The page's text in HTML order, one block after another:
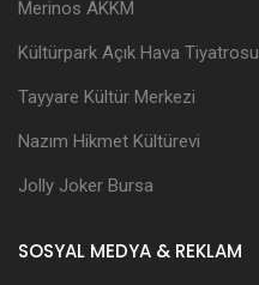
Merinos AKKM
Kültürpark Açık Hava Tiyatrosu
Tayyare Kültür Merkezi
Nazım Hikmet Kültürevi
Jolly Joker Bursa
SOSYAL MEDYA & REKLAM